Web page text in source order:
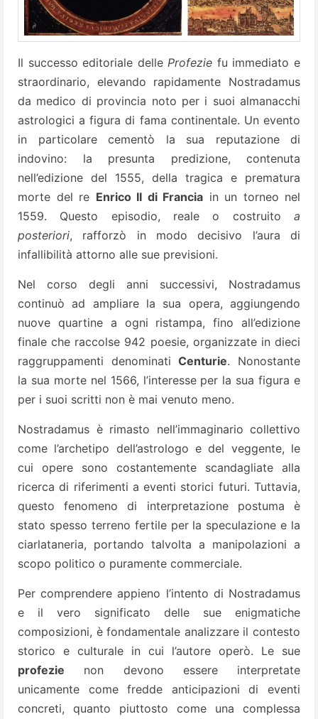
Il successo editoriale delle Profezie fu immediato e
straordinario, elevando rapidamente Nostradamus
da medico di provincia noto per i suoi almanacchi
astrologici a figura di fama continentale. Un evento
in particolare cementò la sua reputazione di
indovino: la presunta predizione, contenuta
nell’edizione del 1555, della tragica e prematura
morte del re Enrico II di Francia in un torneo nel
1559. Questo episodio, reale o costruito a
posteriori, rafforzò in modo decisivo l’aura di
infallibilità attorno alle sue previsioni.
Nel corso degli anni successivi, Nostradamus
continuò ad ampliare la sua opera, aggiungendo
nuove quartine a ogni ristampa, fino all’edizione
finale che raccolse 942 poesie, organizzate in dieci
raggruppamenti denominatiCenturie. Nonostante
la sua morte nel 1566, l’interesse per la sua figura e
per i suoi scritti non è mai venuto meno.
Nostradamus è rimasto nell’immaginario collettivo
come l’archetipo dell’astrologo e del veggente, le
cui opere sono costantemente scandagliate alla
ricerca di riferimenti a eventi storici futuri. Tuttavia,
questo fenomeno di interpretazione postuma è
stato spesso terreno fertile per la speculazione e la
ciarlataneria, portando talvolta a manipolazioni a
scopo politico o puramente commerciale.
Per comprendere appieno l’intento di Nostradamus
e il vero significato delle sue enigmatiche
composizioni, è fondamentale analizzare il contesto
storico e culturale in cui l’autore operò. Le sue
profezie non devono essere interpretate
unicamente come fredde anticipazioni di eventi
concreti, quanto piuttosto come una complessa